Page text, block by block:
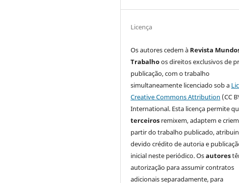
Licença
Os autores cedem à Revista
Trabalhoos direitos exclusivos de
publicação, com o trabalho
simultaneamente licenciado sob a
Creative Commons Attribution (CC
International. Esta licença permite
terceiros remixem, adaptem e
partir do trabalho publicado,
devido crédito de autoria e
inicial neste periódico. Osautores
autorização para assumir contratos
adicionais separadamente, para